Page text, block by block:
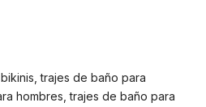
trajes de baño para
hombres, trajes de baño para